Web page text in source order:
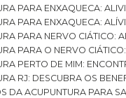
PARA ENXAQUECA:
PARA ENXAQUECA:
PARA NERVO
PARA O NERVO
PERTO DE MIM:
RJ: DESCUBRA OS
DA ACUPUNTURA PARA